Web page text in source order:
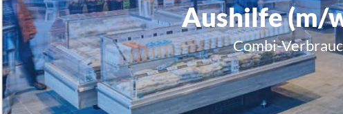
Aushilfe (m/
Combi-